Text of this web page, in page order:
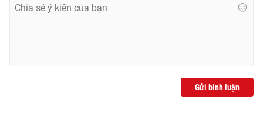
Gửi bình luận